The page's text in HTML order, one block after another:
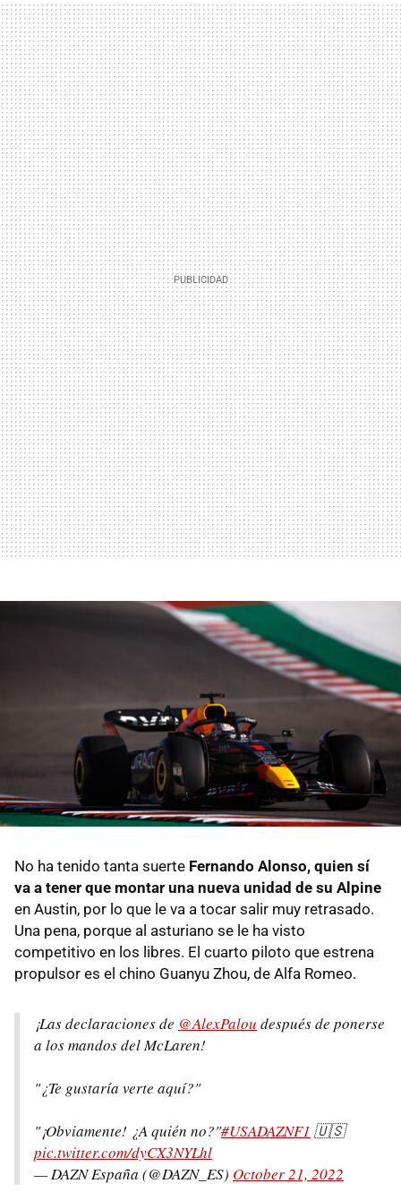
No ha tenido tanta suerte Fernando Alonso, quien sí
va a tener que montar una nueva unidad de su Alpine
en Austin, por lo que le va a tocar salir muy retrasado.
Una pena, porque al asturiano se le ha visto
competitivo en los libres. El cuarto piloto que estrena
propulsor es el chino Guanyu Zhou, de Alfa Romeo.
¡Las declaraciones de @AlexPalou después de ponerse
a los mandos del McLaren!
"¿Te gustaría verte aquí?"
"¡Obviamente! ¿A quién no?"#USADAZNF1 🇺🇸
pic.twitter.com/dyCX3NYLhl
— DAZN España (@DAZN_ES) October 21, 2022